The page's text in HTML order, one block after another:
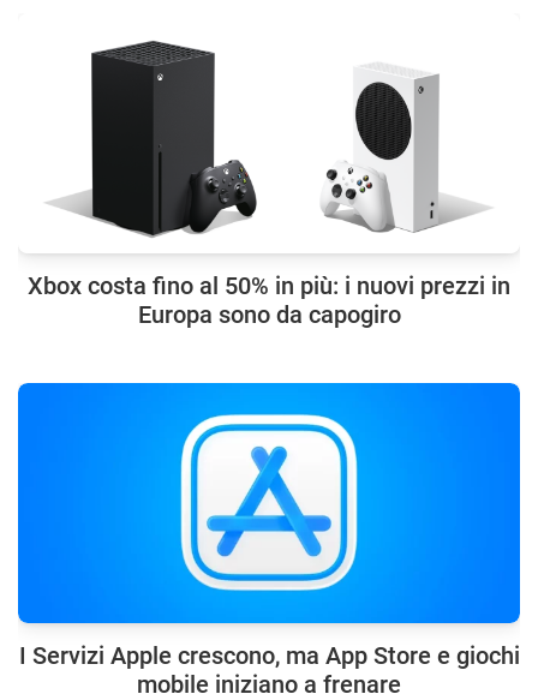
Xbox costa fino al 50% in più: i nuovi prezzi in
Europa sono da capogiro
I Servizi Apple crescono, ma App Store e giochi
mobile iniziano a frenare